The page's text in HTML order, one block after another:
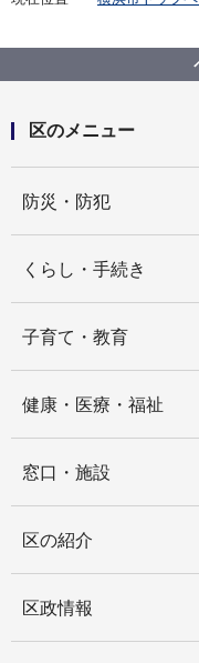
にしくSDGs
「実は身近な
区のメニュー
防災・防犯
くらし・手続き
子育て・教育
健康・医療・福祉
窓口・施設
区の紹介
区政情報